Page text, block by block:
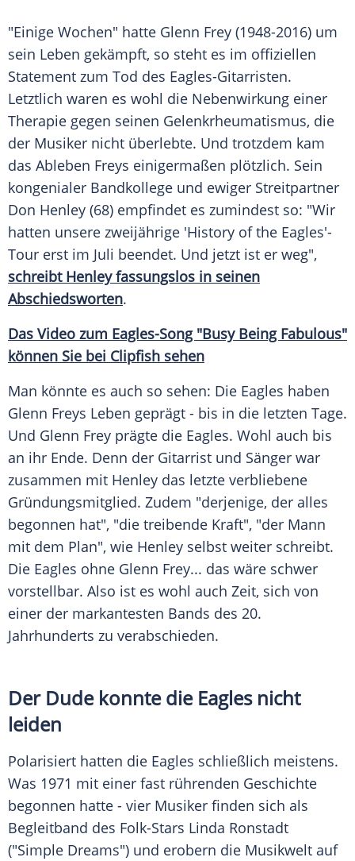
"Einige Wochen" hatte Glenn Frey (1948-2016) um
sein Leben gekämpft, so steht es im offiziellen
Statement zum Tod des Eagles-Gitarristen.
Letztlich waren es wohl die Nebenwirkung einer
Therapie gegen seinen Gelenkrheumatismus, die
der Musiker nicht überlebte. Und trotzdem kam
das Ableben Freys einigermaßen plötzlich. Sein
kongenialer Bandkollege und ewiger Streitpartner
Don Henley (68) empfindet es zumindest so: "Wir
hatten unsere zweijährige 'History of the Eagles'-
Tour erst im Juli beendet. Und jetzt ist er weg",
schreibt Henley fassungslos in seinen
Abschiedsworten.
Das Video zum Eagles-Song "Busy Being Fabulous"
können Sie bei Clipfish sehen
Man könnte es auch so sehen: Die Eagles haben
Glenn Freys Leben geprägt - bis in die letzten Tage.
Und Glenn Frey prägte die Eagles. Wohl auch bis
an ihr Ende. Denn der Gitarrist und Sänger war
zusammen mit Henley das letzte verbliebene
Gründungsmitglied. Zudem "derjenige, der alles
begonnen hat", "die treibende Kraft", "der Mann
mit dem Plan", wie Henley selbst weiter schreibt.
Die Eagles ohne Glenn Frey... das wäre schwer
vorstellbar. Also ist es wohl auch Zeit, sich von
einer der markantesten Bands des 20.
Jahrhunderts zu verabschieden.
Der Dude konnte die Eagles nicht
leiden
Polarisiert hatten die Eagles schließlich meistens.
Was 1971 mit einer fast rührenden Geschichte
begonnen hatte - vier Musiker finden sich als
Begleitband des Folk-Stars Linda Ronstadt
("Simple Dreams") und erobern die Musikwelt auf